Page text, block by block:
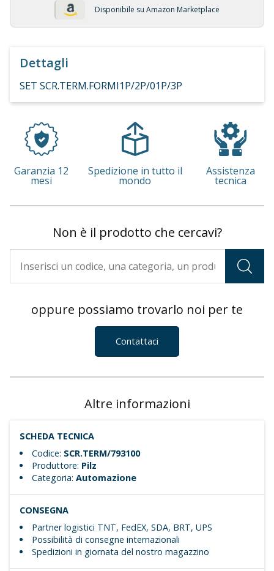
Disponibile su Amazon Marketplace
Dettagli
SET SCR.TERM.FORMI1P/2P/01P/3P
Garanzia 12
mesi
Spedizione in tutto il
mondo
Assistenza
tecnica
Non è il prodotto che cercavi?
oppure possiamo trovarlo noi per te
Contattaci
Altre informazioni
SCHEDA TECNICA
Codice: SCR.TERM/793100
Produttore: Pilz
Categoria:Automazione
CONSEGNA
Partner logistici TNT, FedEX, SDA, BRT, UPS
Possibilità di consegne internazionali
Spedizioni in giornata del nostro magazzino